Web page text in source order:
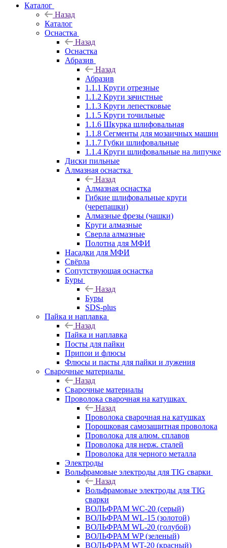
Каталог
Назад
Каталог
Оснастка
Назад
Оснастка
Абразив
Назад
Абразив
1.1.1 Круги отрезные
1.1.2 Круги зачистные
1.1.3 Круги лепестковые
1.1.5 Круги точильные
1.1.6 Шкурка шлифовальная
1.1.8 Сегменты для мозаичных машин
1.1.7 Губки шлифовальные
1.1.4 Круги шлифовальные на липучке
Диски пильные
Алмазная оснастка
Назад
Алмазная оснастка
Гибкие шлифовальные круги
(черепашки)
Алмазные фрезы (чашки)
Круги алмазные
Сверла алмазные
Полотна для МФИ
Насадки для МФИ
Свёрла
Сопутствующая оснастка
Буры
Назад
Буры
SDS-plus
Пайка и наплавка
Назад
Пайка и наплавка
Посты для пайки
Припои и флюсы
Флюсы и пасты для пайки и лужения
Сварочные материалы
Назад
Сварочные материалы
Проволока сварочная на катушках
Назад
Проволока сварочная на катушках
Порошковая самозащитная проволока
Проволока для алюм. сплавов
Проволока для нерж. сталей
Проволока для черного металла
Электроды
Вольфрамовые электроды для TIG сварки
Назад
Вольфрамовые электроды для TIG
сварки
ВОЛЬФРАМ WC-20 (серый)
ВОЛЬФРАМ WL-15 (золотой)
ВОЛЬФРАМ WL-20 (голубой)
ВОЛЬФРАМ WP (зеленый)
ВОЛЬФРАМ WT-20 (красный)